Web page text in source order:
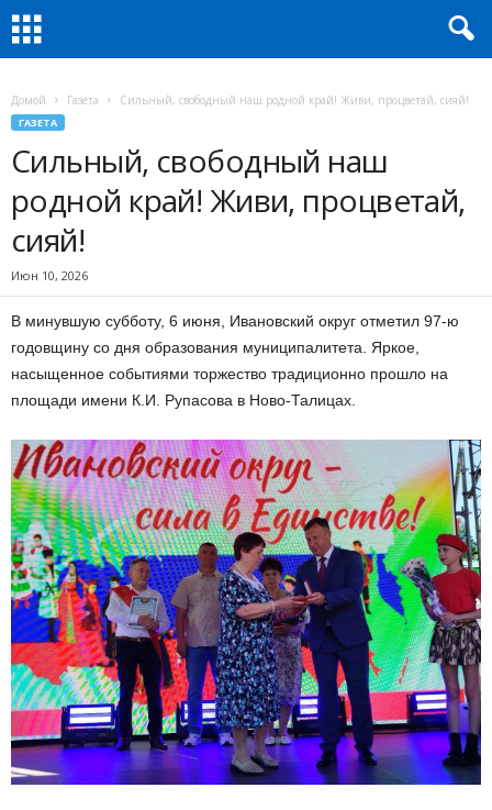
Домой Газета Сильный, свободный наш родной край! Живи, процветай, сияй!
ГАЗЕТА
Сильный, свободный наш
родной край! Живи, процветай,
сияй!
Июн 10, 2026
В минувшую субботу, 6 июня, Ивановский округ отметил 97-ю
годовщину со дня образования муниципалитета. Яркое,
насыщенное событиями торжество традиционно прошло на
площади имени К.И. Рупасова в Ново-Талицах.